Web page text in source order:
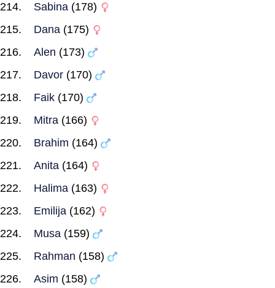
Sabina (178)
Dana (175)
Alen (173)
Davor (170)
Faik (170)
Mitra (166)
Brahim (164)
Anita (164)
Halima (163)
Emilija (162)
Musa (159)
Rahman (158)
Asim (158)